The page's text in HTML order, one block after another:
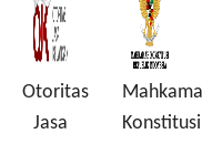
Otoritas
Jasa
Konstitusi